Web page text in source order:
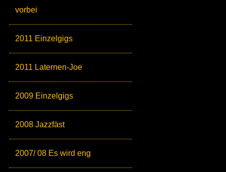
vorbei
2011 Einzelgigs
2011 Laternen-Joe
2009 Einzelgigs
2008 Jazzfäst
2007/ 08 Es wird eng